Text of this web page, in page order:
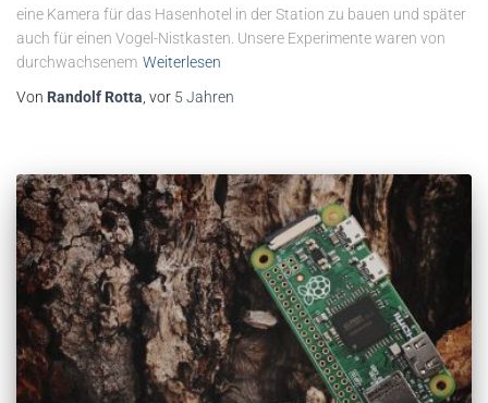
eine Kamera für das Hasenhotel in der Station zu bauen und später
auch für einen Vogel-Nistkasten. Unsere Experimente waren von
durchwachsenem Weiterlesen
Von Randolf Rotta , vor 5 Jahren